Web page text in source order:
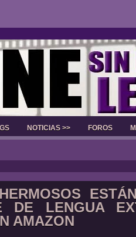
NOTICIAS >> FOROS
DE LENGUA
AMAZON